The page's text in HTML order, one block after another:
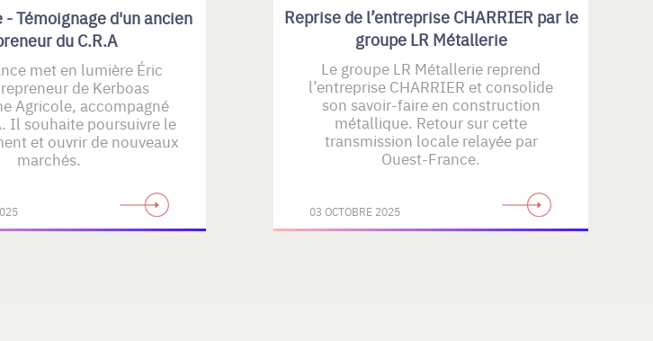
- Témoignage d'un ancien
du C.R.A
met en lumière Éric
de Kerboas
Agricole, accompagné
Il souhaite poursuivre le
et ouvrir de nouveaux
marchés.
Reprise de l’entreprise CHARRIER par le
groupe LR Métallerie
Le groupe LR Métallerie reprend
l’entreprise CHARRIER et consolide
son savoir-faire en construction
métallique. Retour sur cette
transmission locale relayée par
Ouest-France.
03 OCTOBRE 2025